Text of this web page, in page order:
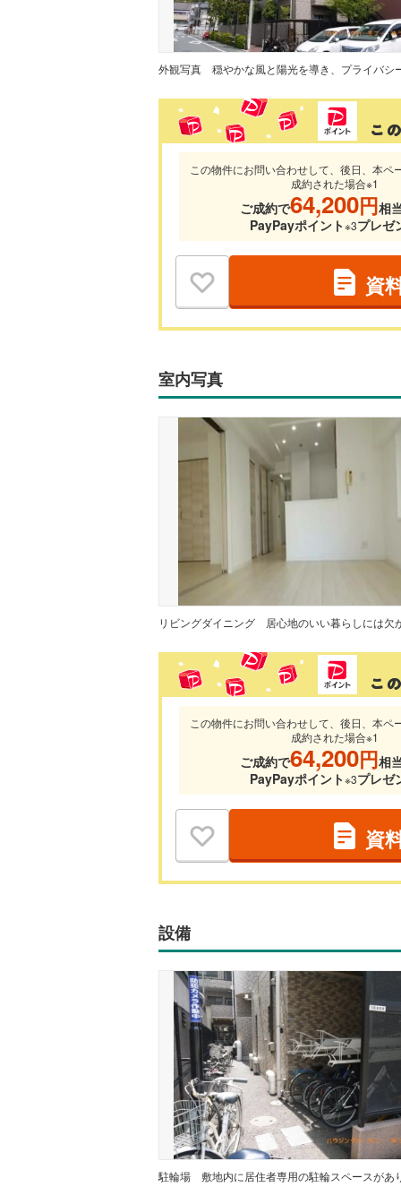
外観写真
この物件にお問い合わせして、後日、本ペ
成約された場合※1
ご成約で64,200円相
PayPayポイント※3プレゼ
資
室内写真
リビングダイニング
この物件にお問い合わせして、後日、本ペ
成約された場合※1
ご成約で64,200円相
PayPayポイント※3プレゼ
資
設備
駐輪場